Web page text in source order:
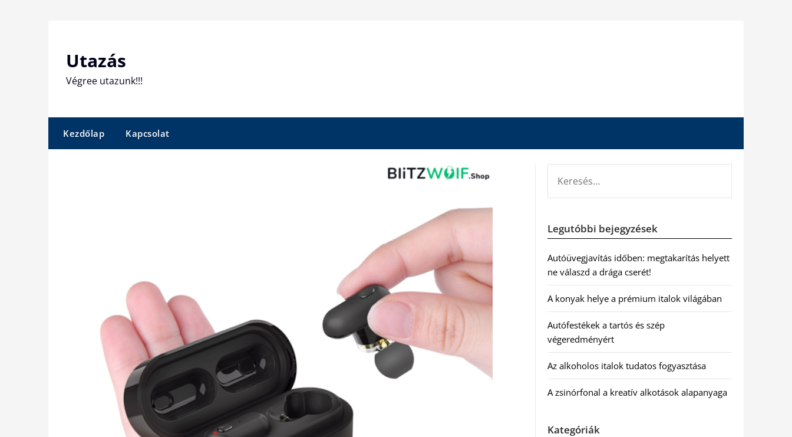
Utazás
Végree utazunk!!!
Kezdőlap Kapcsolat
Legutóbbi bejegyzések
Autóüvegjavítás időben: megtakarítás helyett
ne válaszd a drága cserét!
A konyak helye a prémium italok világában
Autófestékek a tartós és szép
végeredményért
Az alkoholos italok tudatos fogyasztása
A zsinórfonal a kreatív alkotások alapanyaga
Kategóriák